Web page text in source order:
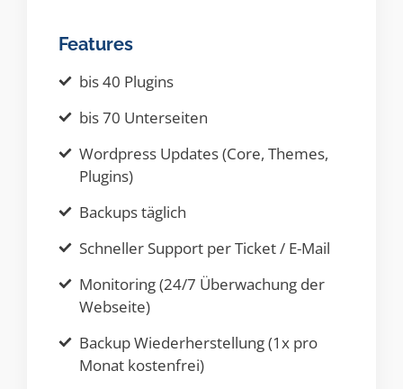
Features
bis 40 Plugins
bis 70 Unterseiten
Wordpress Updates (Core, Themes,
Plugins)
Backups täglich
Schneller Support per Ticket / E-Mail
Monitoring (24/7 Überwachung der
Webseite)
Backup Wiederherstellung (1x pro
Monat kostenfrei)